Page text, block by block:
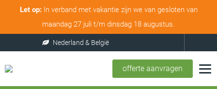
Let op:In verband met vakantie zijn we van gesloten van
maandag 27 juli t/m dinsdag 18 augustus.
Nederland & België
offerte aanvragen